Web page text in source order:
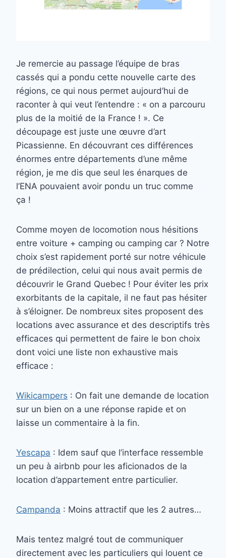
Je remercie au passage l’équipe de bras
cassés qui a pondu cette nouvelle carte des
régions, ce qui nous permet aujourd’hui de
raconter à qui veut l’entendre : « on a parcouru
plus de la moitié de la France ! ». Ce
découpage est juste une œuvre d’art
Picassienne. En découvrant ces différences
énormes entre départements d’une même
région, je me dis que seul les énarques de
l’ENA pouvaient avoir pondu un truc comme
ça !
Comme moyen de locomotion nous hésitions
entre voiture + camping ou camping car ? Notre
choix s’est rapidement porté sur notre véhicule
de prédilection, celui qui nous avait permis de
découvrir le Grand Quebec ! Pour éviter les prix
exorbitants de la capitale, il ne faut pas hésiter
à s’éloigner. De nombreux sites proposent des
locations avec assurance et des descriptifs très
efficaces qui permettent de faire le bon choix
dont voici une liste non exhaustive mais
efficace :
Wikicampers : On fait une demande de location
sur un bien on a une réponse rapide et on
laisse un commentaire à la fin.
Yescapa : Idem sauf que l’interface ressemble
un peu à airbnb pour les aficionados de la
location d’appartement entre particulier.
Campanda : Moins attractif que les 2 autres…
Mais tentez malgré tout de communiquer
directement avec les particuliers qui louent ce